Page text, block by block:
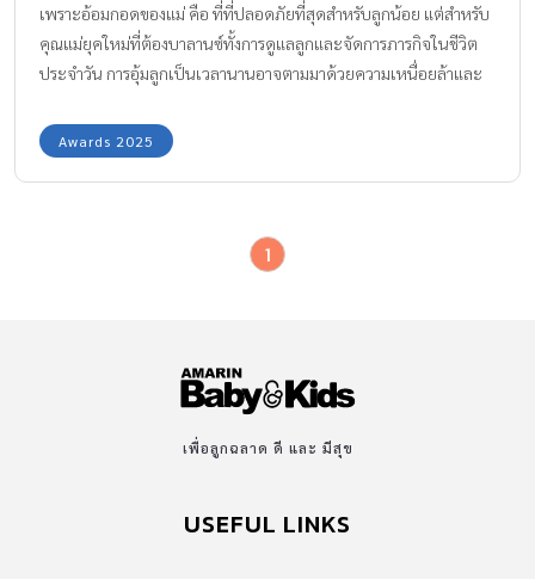
เพราะอ้อมกอดของแม่ คือ ที่ที่ปลอดภัยที่สุดสำหรับลูกน้อย แต่สำหรับ
คุณแม่ยุคใหม่ที่ต้องบาลานซ์ทั้งการดูแลลูกและจัดการภารกิจในชีวิต
ประจำวัน การอุ้มลูกเป็นเวลานานอาจตามมาด้วยความเหนื่อยล้าและ
เป็นแค่เป้อุ้มเด็กทั่วไป แต่เป็นนวัตกรรมล่าสุดที่ออกแบบมา เพื่อโอบ
อุ้มสรีระเด็กแรกเกิดได้อย่างเป็นธรรมชาติ เหมือนนอนอยู่ในอ้อมอกแม่
สบายขึ้น และ เต็มไปด้วยความอุ่นใจในทุกจังหวะของการเติบโตให้กับ
BEST INNOVATION IN ALL–IN-ONE DESIGN BABY CARRIER กับการ
ออกแบบนวัตกรรมที่เข้าใจหัวใจคนเป็นแม่ ด้วยดีไซน์ที่รวมทุกฟังก์ชัน
หลากหลายและครอบคลุมทุกช่วงวัย ช่วยให้การเลี้ยงลูกนั้นสมาร์ทและ
Awards 2025
1
เพื่อลูกฉลาด ดี และ มีสุข
USEFUL LINKS